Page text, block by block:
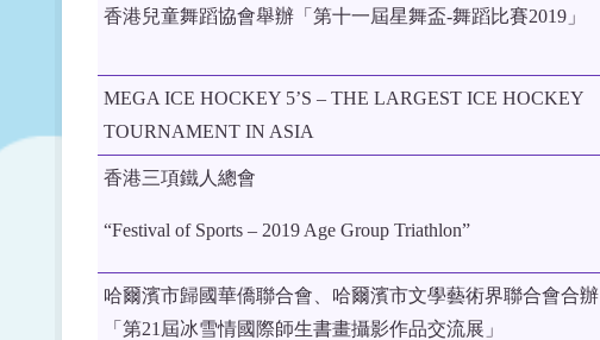
香港兒童舞蹈協會舉辦「第十一屆星舞盃-舞蹈比賽2019」
MEGA ICE HOCKEY 5’S – THE LARGEST ICE HOCKEY
TOURNAMENT IN ASIA
香港三項鐵人總會
“Festival of Sports – 2019 Age Group Triathlon”
哈爾濱市歸國華僑聯合會、哈爾濱市文學藝術界聯合會合辦
「第21屆冰雪情國際師生書畫攝影作品交流展」